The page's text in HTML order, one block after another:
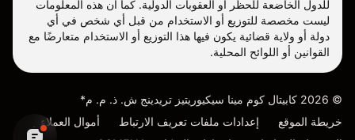
للدول الخاضعة للحظر أو العقوبات الدولية. كما أن هذه المعلومات
ليست مخصصة للتوزيع أو الاستخدام من قبل أي شخص في أي
دولة أو ولاية قضائية يكون فيها هذا التوزيع أو الاستخدام متعارضًا مع
القوانين أو اللوائح المحلية.
©
2026 كابيتال كوم مينا سيكيوريتيز تريدينج ش. ذ. م. م*
خريطة الموقع
إعدادات ملفات تعريف الارتباط
أموال العملاء